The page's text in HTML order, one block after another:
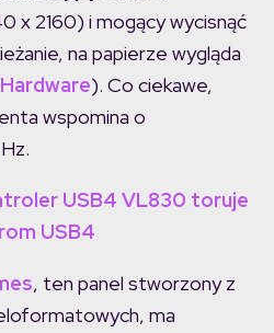
x 2160) i mogący wycisnąć
na papierze wygląda
). Co ciekawe,
wspomina o
USB4 VL830 toruje
USB4
, ten panel stworzony z
ma